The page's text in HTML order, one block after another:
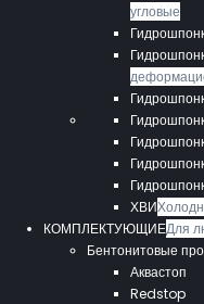
угловые
ХВИ
КОМПЛЕКТУЮЩИЕДля
Бентонитовые
Аквастоп
Redstop